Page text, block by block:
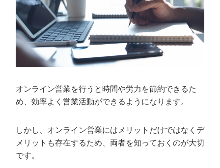
オンライン営業を行うと時間や労力を節約できるた
め、効率よく営業活動ができるようになります。
しかし、オンライン営業にはメリットだけではなくデ
メリットも存在するため、両者を知っておくのが大切
です。